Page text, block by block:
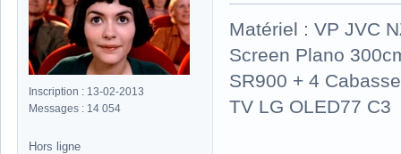
Inscription : 13-02-2013
Messages : 14 054
Matériel : VP JVC
Screen Plano
SR900 + 4
TV LG OLED77 C3
Hors ligne